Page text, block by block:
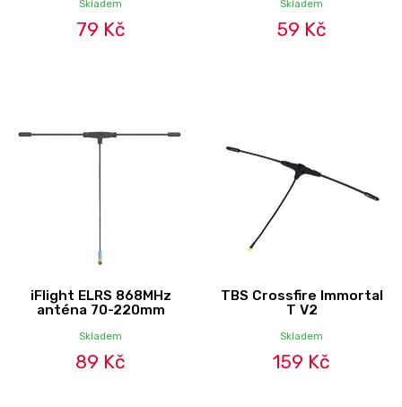
Skladem
79 Kč
Skladem
59 Kč
iFlight ELRS 868MHz
anténa 70-220mm
Skladem
89 Kč
TBS Crossfire Immortal
T V2
Skladem
159 Kč